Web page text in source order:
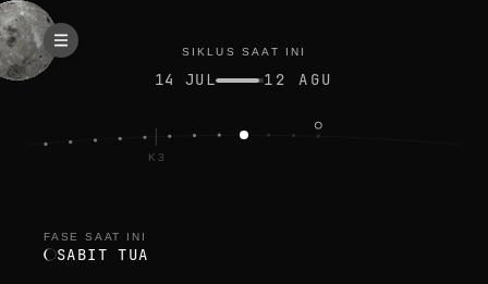
SIKLUS SAAT INI
14 JUL 12 AGU
K3
FASE SAAT INI
SABIT TUA